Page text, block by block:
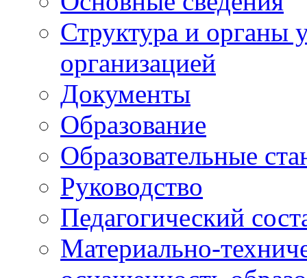
Структура и органы
организацией
Документы
Образование
Образовательные
Руководство
Педагогический
Материально-